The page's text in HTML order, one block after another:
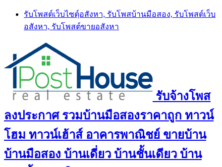
Skip
content
รับโพสต์เว็บไซตฺ์อสังหา, รับโพสบ้านมือสอง, รับโพสต์เว็บ
อสังหา, รับโพสต์ขายอสังหา
รับจ้างโพส
ลงประกาศ รวมบ้านมือสองราคาถูก ทาวน์
โฮม ทาวน์เฮ้าส์ อาคารพาณิชย์ ขายบ้าน
บ้านมือสอง บ้านเดี่ยว บ้านชั้นเดียว บ้าน